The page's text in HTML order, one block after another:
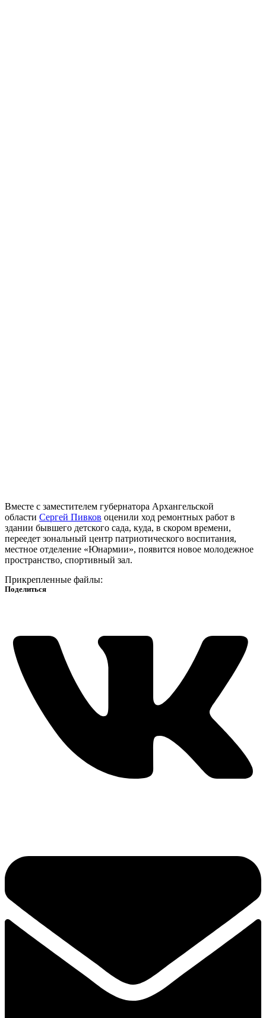
Вместе с заместителем губернатора Архангельской
области Сергей Пивков оценили ход ремонтных работ в
здании бывшего детского сада, куда, в скором времени,
переедет зональный центр патриотического воспитания,
местное отделение «Юнармии», появится новое молодежное
пространство, спортивный зал.
Прикрепленные файлы:
Поделиться